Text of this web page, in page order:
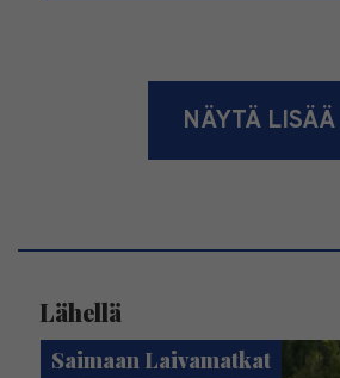
NÄYTÄ LISÄÄ
Lähellä
Saimaan Laivamatkat